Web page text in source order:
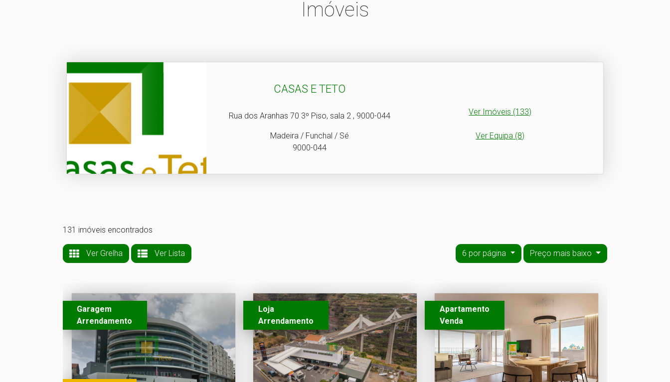
Imóveis
CASAS E TETO
Rua dos Aranhas 70 3º Piso, sala 2 , 9000-044
Madeira / Funchal / Sé
9000-044
Ver Imóveis (133)
Ver Equipa (8)
131 imóveis encontrados
Ver Grelha Ver Lista 6 por página Preço mais baixo
Garagem
Arrendamento
Loja
Arrendamento
Apartamento
Venda